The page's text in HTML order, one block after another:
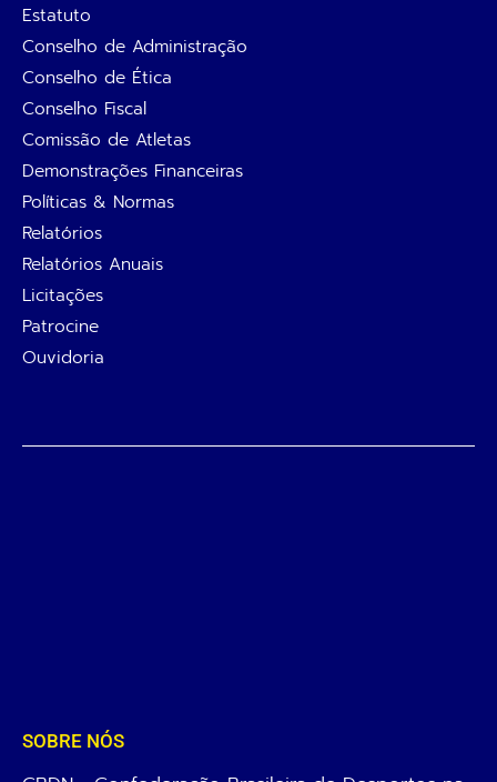
Estatuto
Conselho de Administração
Conselho de Ética
Conselho Fiscal
Comissão de Atletas
Demonstrações Financeiras
Políticas & Normas
Relatórios
Relatórios Anuais
Licitações
Patrocine
Ouvidoria
SOBRE NÓS